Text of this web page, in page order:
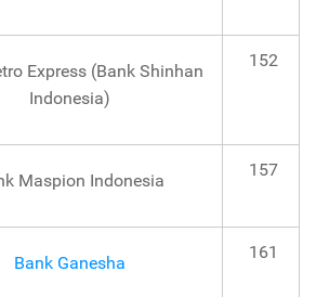
Express (Bank Shinhan
Indonesia)
152
Maspion Indonesia
157
Bank Ganesha
161